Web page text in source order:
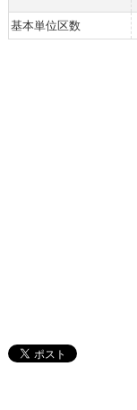
基本単位区数